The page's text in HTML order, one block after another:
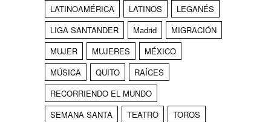
LATINOAMÉRICA
LATINOS
LEGANÉS
LIGA SANTANDER
Madrid
MIGRACIÓN
MUJER
MUJERES
MÉXICO
MÚSICA
QUITO
RAÍCES
RECORRIENDO EL MUNDO
SEMANA SANTA
TEATRO
TOROS